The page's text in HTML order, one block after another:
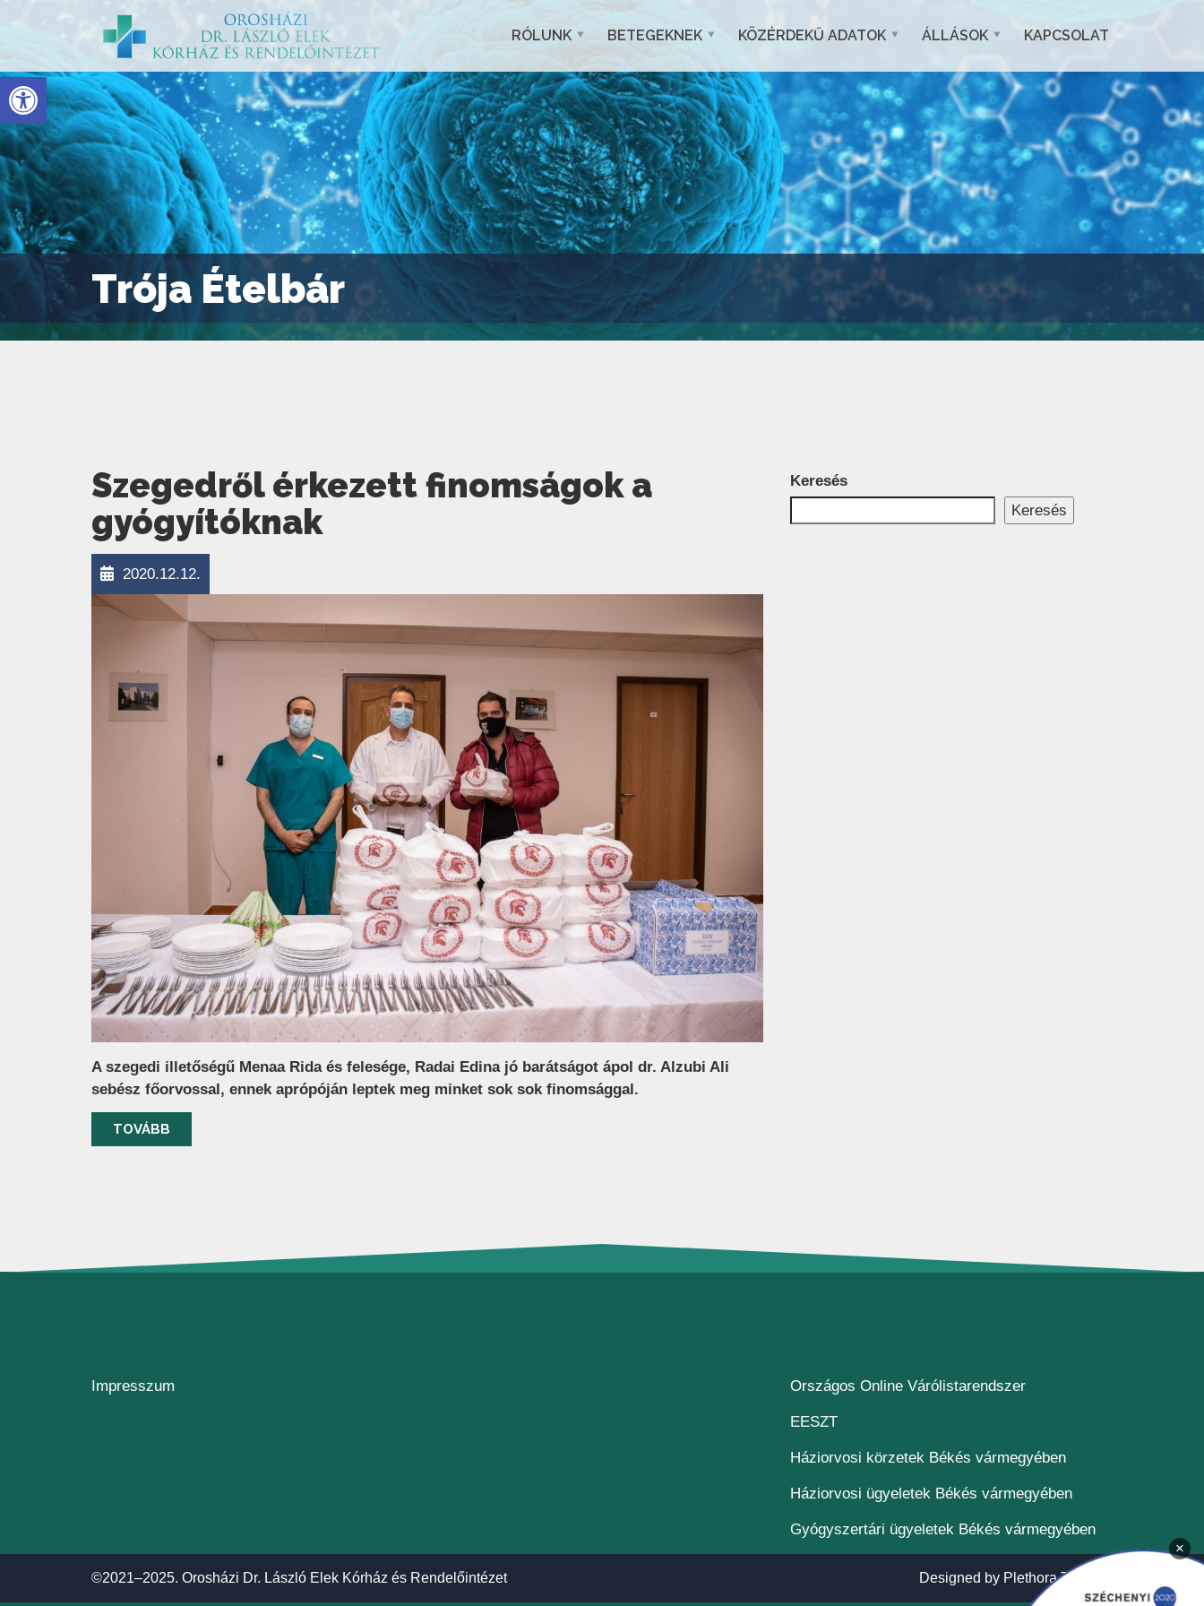
Eszköztár megnyitása
RÓLUNK BETEGEKNEK KÖZÉRDEKŰ ADATOK ÁLLÁSOK KAPCSOLAT
Trója Ételbár
Szegedről érkezett finomságok a
gyógyítóknak
2020.12.12.
A szegedi illetőségű Menaa Rida és felesége, Radai Edina jó barátságot ápol dr. Alzubi Ali
sebész főorvossal, ennek aprópóján leptek meg minket sok sok finomsággal.
TOVÁBB
Keresés
Keresés
Impresszum Országos Online Várólistarendszer(új ablakban nyílik meg)
EESZT(új ablakban nyílik meg)
Háziorvosi körzetek Békés vármegyében
Háziorvosi ügyeletek Békés vármegyében
Gyógyszertári ügyeletek Békés vármegyében
©2021–2025. Orosházi Dr. László Elek Kórház és Rendelőintézet Designed by Plethora Themes
×